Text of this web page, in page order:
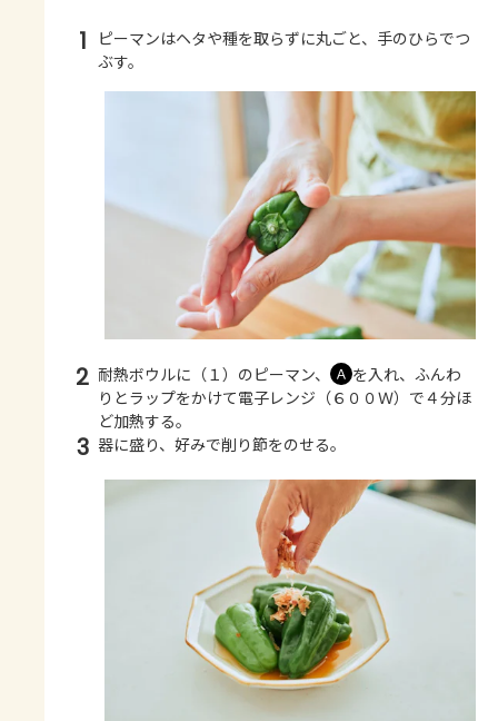
1
ピーマンはヘタや種を取らずに丸ごと、手のひらでつ
ぶす。
2 耐熱ボウルに（１）のピーマン、 Ａ を入れ、ふんわ
りとラップをかけて電子レンジ（６００Ｗ）で４分ほ
ど加熱する。
3 器に盛り、好みで削り節をのせる。